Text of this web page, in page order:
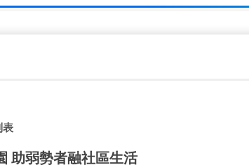
表
助弱勢者融社區生活